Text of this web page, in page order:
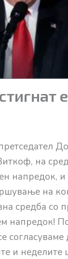
на
напредок,
на
средба со
напредок!
и